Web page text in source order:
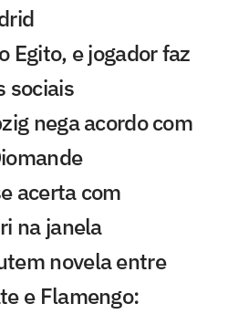
Egito, e jogador faz
sociais
nega acordo com
acerta com
na janela
novela entre
e Flamengo: